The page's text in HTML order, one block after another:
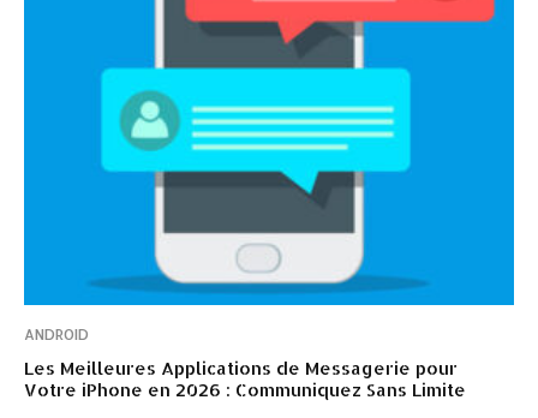
ANDROID
Les Meilleures Applications de Messagerie pour
Votre iPhone en 2026 : Communiquez Sans Limite